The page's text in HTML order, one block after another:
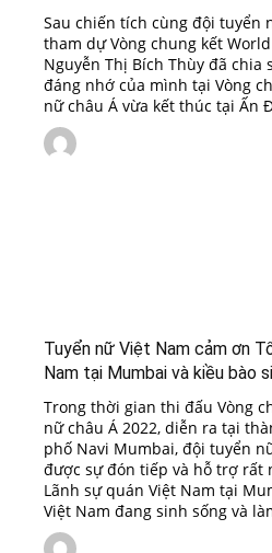
Sau chiến tích cùng đội tuyển
tham dự Vòng chung kết
Nguyễn Thị Bích Thùy đã chia
đáng nhớ của mình tại Vòng
nữ châu Á vừa kết thúc tại Ấn
Tuyển nữ Việt Nam cảm ơn
Nam tại Mumbai và kiều bào
Trong thời gian thi đấu Vòng
nữ châu Á 2022, diễn ra tại
phố Navi Mumbai, đội tuyển
được sự đón tiếp và hỗ trợ rất
Lãnh sự quán Việt Nam tại
Việt Nam đang sinh sống và